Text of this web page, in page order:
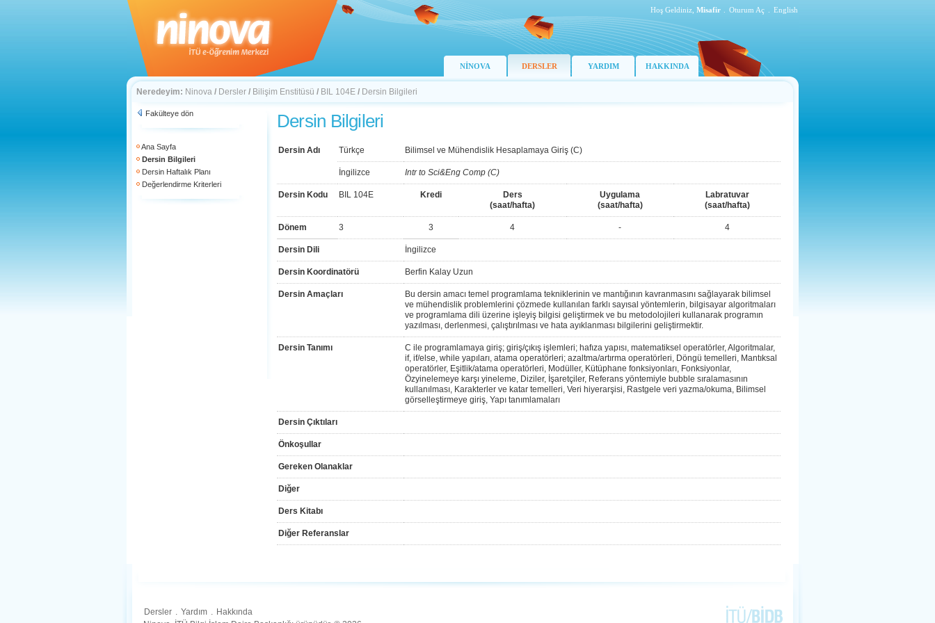
Hoş Geldiniz, Misafir Oturum Aç English
NİNOVA DERSLER YARDIM HAKKINDA
Neredeyim: Ninova / Dersler / Bilişim Enstitüsü / BIL 104E / Dersin Bilgileri
Fakülteye dön
Ana Sayfa
Dersin Bilgileri
Dersin Haftalık Planı
Değerlendirme Kriterleri
Dersin Bilgileri
Dersin Adı Türkçe Bilimsel ve Mühendislik Hesaplamaya Giriş (C)
İngilizce Intr to Sci&Eng Comp (C)
Dersin Kodu BIL 104E Kredi
Ders
(saat/hafta)
Uygulama
(saat/hafta)
Labratuvar
(saat/hafta)
Dönem 3 3 4 - 4
Dersin Dili İngilizce
Dersin Koordinatörü Berfin Kalay Uzun
Dersin Amaçları
Bu dersin amacı temel programlama tekniklerinin ve mantığının kavranmasını sağlayarak bilimsel
ve mühendislik problemlerini çözmede kullanılan farklı sayısal yöntemlerin, bilgisayar algoritmaları
ve programlama dili üzerine işleyiş bilgisi geliştirmek ve bu metodolojileri kullanarak programın
yazılması, derlenmesi, çalıştırılması ve hata ayıklanması bilgilerini geliştirmektir.
Dersin Tanımı
C ile programlamaya giriş; giriş/çıkış işlemleri; hafıza yapısı, matematiksel operatörler, Algoritmalar,
if, if/else, while yapıları, atama operatörleri; azaltma/artırma operatörleri, Döngü temelleri, Mantıksal
operatörler, Eşitlik/atama operatörleri, Modüller, Kütüphane fonksiyonları, Fonksiyonlar,
Özyinelemeye karşı yineleme, Diziler, İşaretçiler, Referans yöntemiyle bubble sıralamasının
kullanılması, Karakterler ve katar temelleri, Veri hiyerarşisi, Rastgele veri yazma/okuma, Bilimsel
görselleştirmeye giriş, Yapı tanımlamaları
Dersin Çıktıları
Önkoşullar
Gereken Olanaklar
Diğer
Ders Kitabı
Diğer Referanslar
Dersler . Yardım . Hakkında